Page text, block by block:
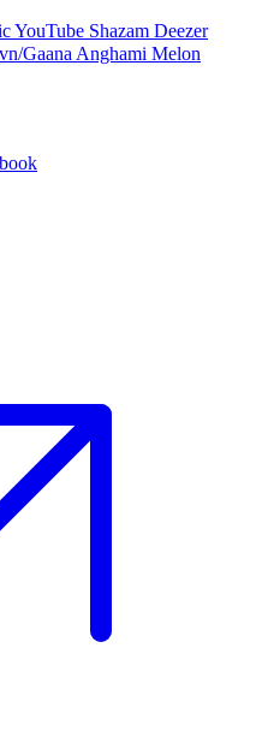
YouTube Shazam Deezer
Gaana Anghami Melon